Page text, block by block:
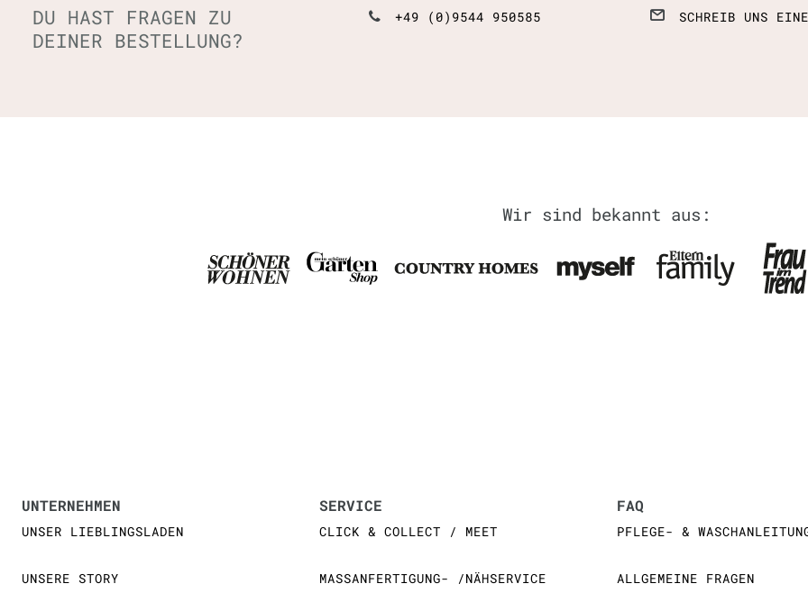
DU HAST FRAGEN ZU
DEINER BESTELLUNG?
+49 (0)9544 950585 SCHREIB UNS
Wir sind bekannt aus:
UNTERNEHMEN
UNSER LIEBLINGSLADEN
UNSERE STORY
SERVICE
CLICK & COLLECT / MEET
MASSANFERTIGUNG- /NÄHSERVICE
FAQ
PFLEGE- &
ALLGEMEINE FRAGEN